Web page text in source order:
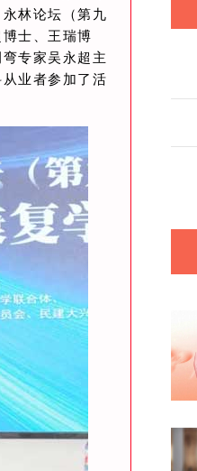
林论坛（第九
士、王瑞博
专家吴永超主
业者参加了活